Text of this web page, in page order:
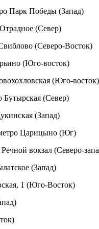
Парк Победы (Запад)
(Север)
(Северо-Восток)
(Юго-восток)
(Юго-восток)
Бутырская (Север)
(Запад)
Царицыно (Юг)
вокзал (Северо-
(Запад)
1 (Юго-Восток)